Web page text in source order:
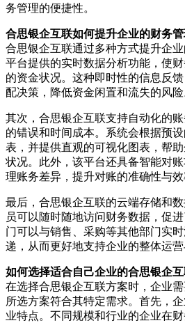
务管理的便捷性。
合思银企互联如何提升企业的财务管
合思银企互联通过多种方式提升企
平台提供的实时数据分析功能，使
的资金状况。这种即时性的信息反
配决策，降低资金闲置和流失的风险
其次，合思银企互联支持自动化的
的错误和时间成本。系统会根据预
表，并提供直观的可视化图表，帮
状况。此外，该平台还具备智能对
理账务差异，提升对账的准确性与效
最后，合思银企互联的云端存储和
员可以随时随地访问财务数据，促
门可以与销售、采购等其他部门实
递，从而更好地支持企业的整体运营
如何选择适合自己企业的合思银企互
在选择合思银企互联方案时，企业
所选方案符合其特定需求。首先，
业特点。不同规模和行业的企业在